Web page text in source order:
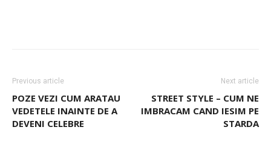
Previous article
POZE VEZI CUM ARATAU
VEDETELE INAINTE DE A
DEVENI CELEBRE
Next article
STREET STYLE – CUM NE
IMBRACAM CAND IESIM PE
STARDA